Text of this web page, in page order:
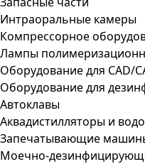
Интраоральные камеры
Компрессорное
Лампы
Оборудование для CAD/
Оборудование для
Автоклавы
Аквадистилляторы и
Запечатывающие
Моечно-